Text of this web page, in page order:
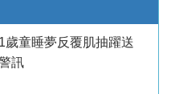
歲童睡夢反覆肌抽躍送
訊